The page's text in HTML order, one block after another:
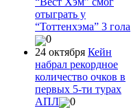
отыграть у
“Тоттенхэма” 3 гола
0
24 октября Кейн
набрал рекордное
количество очков в
первых 5-ти турах
АПЛ
0